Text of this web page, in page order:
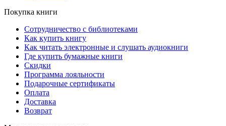
Покупка книги
Сотрудничество с библиотеками
Как купить книгу
Как читать электронные и слушать аудиокниги
Где купить бумажные книги
Скидки
Программа лояльности
Подарочные сертификаты
Оплата
Доставка
Возврат